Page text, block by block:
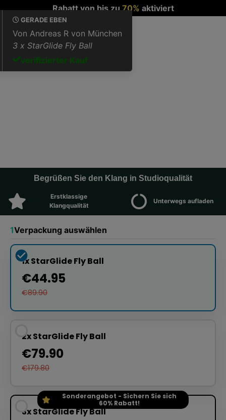
Rabatt von bis zu70% aktiviert
Begrüßen Sie den Klang in Studioqualität
Erstklassige
Klangqualität
Unterwegs aufladen
1Verpackung auswählen
1x StarGlide Fly Ball
€44.95
€89.90
2x StarGlide Fly Ball
€79.90
€179.80
Sonderangebot - Sichern Sie sich
60% Rabatt!
3x StarGlide Fly Ball